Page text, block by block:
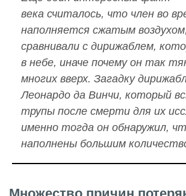
века считалось, что член во
наполняется сжатым
сравнивали с дирижаблем,
в небе, иначе почему он так
многих вверх. Загадку
Леонардо да Винчи, который
трупы после смерти для их
именно тогда он обнаружил,
наполнены большим